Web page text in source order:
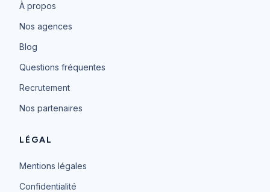
À propos
Nos agences
Blog
Questions fréquentes
Recrutement
Nos partenaires
LÉGAL
Mentions légales
Confidentialité